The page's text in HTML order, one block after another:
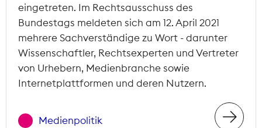
eingetreten. Im Rechtsausschuss des
Bundestags meldeten sich am 12. April 2021
mehrere Sachverständige zu Wort - darunter
Wissenschaftler, Rechtsexperten und Vertreter
von Urhebern, Medienbranche sowie
Internetplattformen und deren Nutzern.
Medienpolitik